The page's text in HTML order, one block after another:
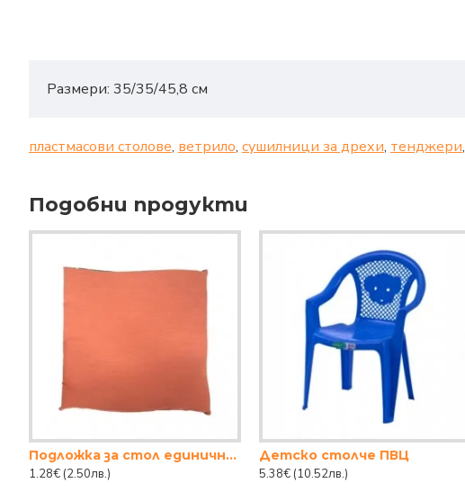
Размери: 35/35/45,8 см
пластмасови столове, ветрило, сушилници за дрехи, тенджери,
Подобни продукти
Подложка за стол единична с връзки
1.28€ (2.50лв.)
Детско столче ПВЦ
5.38€ (10.52лв.)